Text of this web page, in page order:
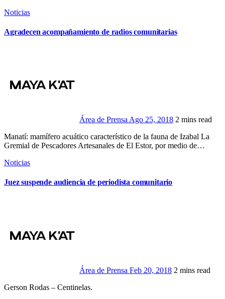
Noticias
Agradecen acompañamiento de radios comunitarias
Área de Prensa Ago 25, 2018 2 mins read
Manatí: mamífero acuático característico de la fauna de Izabal La
Gremial de Pescadores Artesanales de El Estor, por medio de…
Noticias
Juez suspende audiencia de periodista comunitario
Área de Prensa Feb 20, 2018 2 mins read
Gerson Rodas – Centinelas.